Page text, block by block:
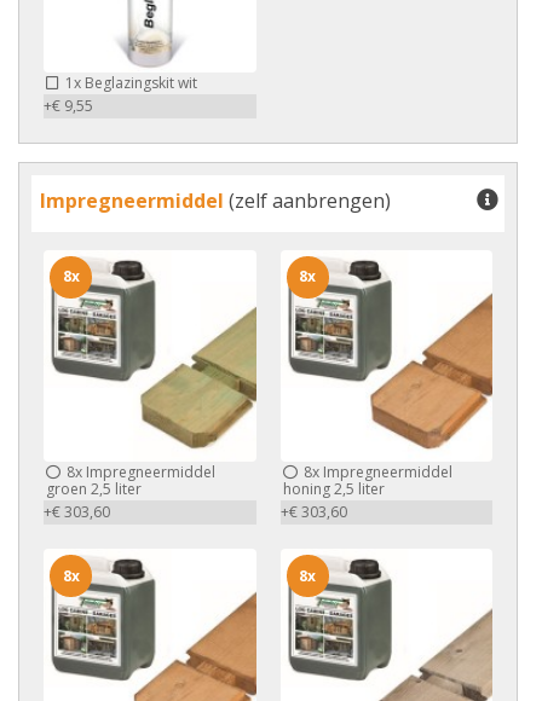
1x Beglazingskit wit
+€ 9,55
Impregneermiddel (zelf aanbrengen)
8x Impregneermiddel
groen 2,5 liter
+€ 303,60
8x
8xImpregneermiddel
honing 2,5 liter
+€ 303,60
8x
8x 8x